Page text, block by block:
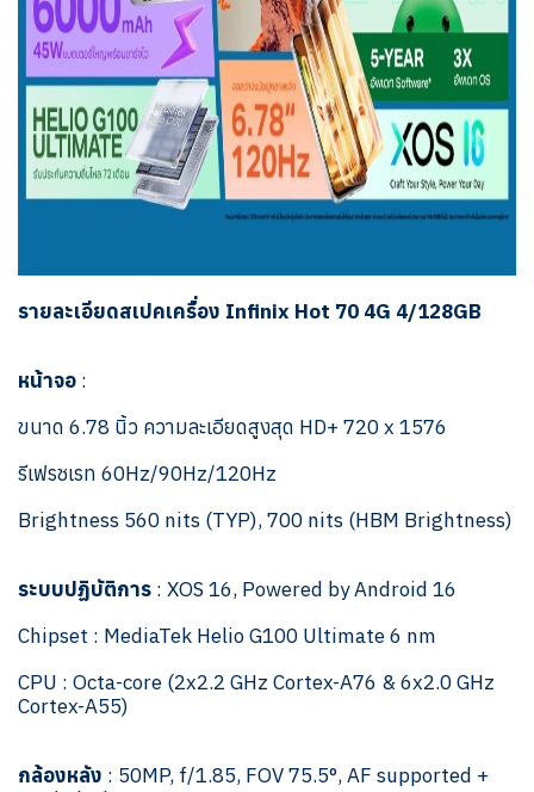
รายละเอียดสเปคเครื่อง Infinix Hot 70 4G 4/128GB
หน้าจอ :
ขนาด 6.78 นิ้ว ความละเอียดสูงสุด HD+ 720 x 1576
รีเฟรชเรท 60Hz/90Hz/120Hz
Brightness 560 nits (TYP), 700 nits (HBM Brightness)
ระบบปฏิบัติการ : XOS 16, Powered by Android 16
Chipset : MediaTek Helio G100 Ultimate 6 nm
CPU : Octa-core (2x2.2 GHz Cortex-A76 & 6x2.0 GHz
Cortex-A55)
กล้องหลัง : 50MP, f/1.85, FOV 75.5°, AF supported +